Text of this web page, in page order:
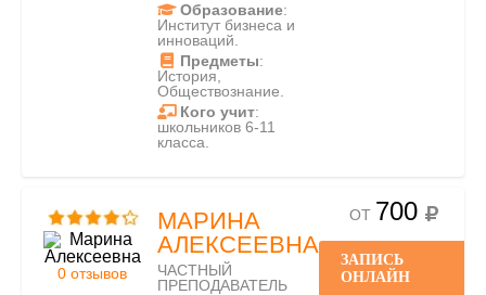
Образование:
Институт бизнеса и
инноваций.
Предметы:
История,
Обществознание.
Кого учит:
школьников 6-11
класса.
0 отзывов
МАРИНА
АЛЕКСЕЕВНА
ЧАСТНЫЙ
ПРЕПОДАВАТЕЛЬ
ОТ 700
ЗАПИСЬ
ОНЛАЙН